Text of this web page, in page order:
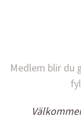
Medlem blir du